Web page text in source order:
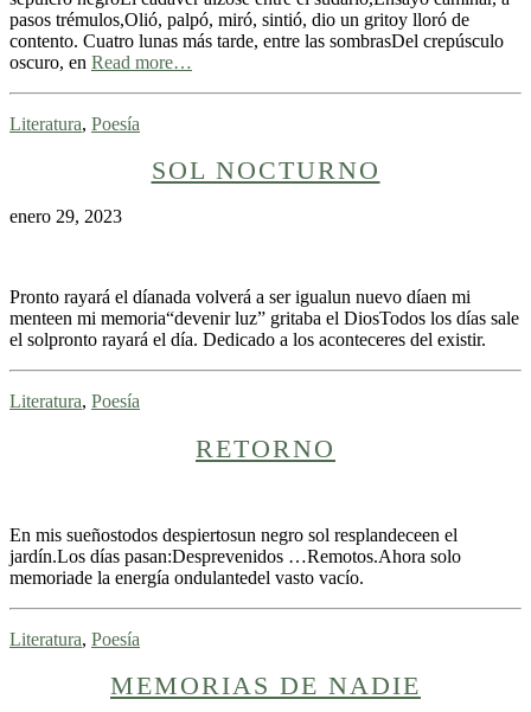
pasos trémulos,Olió, palpó, miró, sintió, dio un gritoy lloró de
contento. Cuatro lunas más tarde, entre las sombrasDel crepúsculo
oscuro, en Read more…
Literatura, Poesía
SOL NOCTURNO
enero 29, 2023
Pronto rayará el díanada volverá a ser igualun nuevo díaen mi
menteen mi memoria“devenir luz” gritaba el DiosTodos los días sale
el solpronto rayará el día. Dedicado a los aconteceres del existir.
Literatura, Poesía
RETORNO
En mis sueñostodos despiertosun negro sol resplandeceen el
jardín.Los días pasan:Desprevenidos …Remotos.Ahora solo
memoriade la energía ondulantedel vasto vacío.
Literatura, Poesía
MEMORIAS DE NADIE